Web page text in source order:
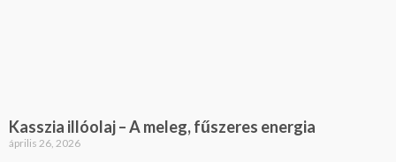
Kasszia illóolaj – A meleg, fűszeres energia
április 26, 2026